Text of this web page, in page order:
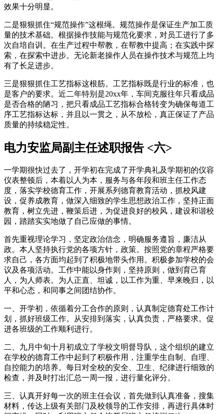
效果十分明显。
二是狠狠抓住“规范操作”这根绳。规范操作是保证生产加工质
量的技术基础。根据操作技能与规范化要求，对员工进行了多
次自培自训。在生产过程中帮教，在帮教中提高；在实践中探
索，在探索中进步。无论新老操作人员在操作技术与规范上均
有了长足进步。
三是狠狠抓住工艺指标这根筋。工艺指标既是行业的标准，也
是客户的要求。近二年特别是20xx年，车间克服往年只看成品
是否合格的陋习，把只看成品工艺指标合格转变为确保每道工
序工艺指标达标，并且以一贯之，从不放松，真正保证了产品
质量的持续稳定性。
电力安监局副主任述职报告 <六>
一学期很快过去了，开学初在完成了开学典礼及学期初的仪容
仪表整顿后，本着以人为本，服务与各年段和班主任工作态
度，落实学校德育工作，开展系列德育教育活动，抓校风建
设，促养成教育，做深入细致的学生思想政治工作，坚持正面
教育，树立先进，鞭策后进，为促进良好的校风，建设和谐校
园，踏踏实实地做了自己应做的事情。
首先重视理论学习，坚定政治信念，明确服务遵旨，廉洁从
政。本人坚持执行党的各项方针，政策。按照党的章程严格要
求自己，各方面均起到了积极地带头作用。积极参加学校的会
议及各项活动。工作中能以身作则，坚持原则，做到育己育
人，为人师表。为人正直、坦诚，以工作为重、早来晚归，以
平和心态，和同事之间团结协作。
一、开学初，依循着分工合作的原则，认真制定德育处工作计
划，抓好班级工作。从安排到落实，认真负责，严格要求。促
进各班级的工作顺利进行。
二、九月中旬十月初成立了学校文明督导队，这个组织的建立
在学校的德育工作中起到了积极作用，注重学生自制、自理、
自控能力的培养。每日对全校的安全、卫生、纪律进行细致的
检查，并及时打出汇总一周一报，进行量化评分。
三、认真开好每一次的班主任会议，首先做到认真准备，搜集
材料，传达上级有关部门及校领导的工作安排，再进行具体时